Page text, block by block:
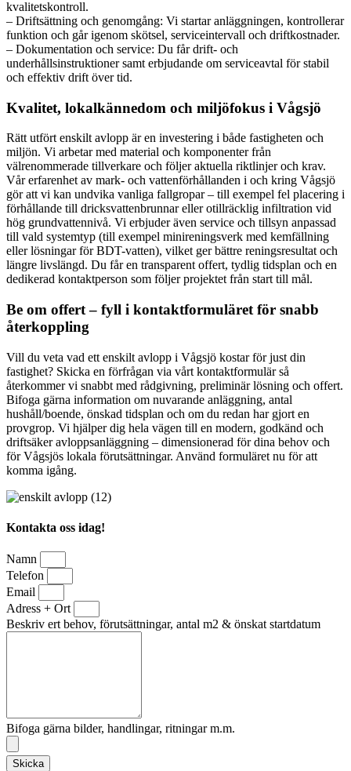
kvalitetskontroll.
– Driftsättning och genomgång: Vi startar anläggningen, kontrollerar
funktion och går igenom skötsel, serviceintervall och driftkostnader.
– Dokumentation och service: Du får drift- och
underhållsinstruktioner samt erbjudande om serviceavtal för stabil
och effektiv drift över tid.
Kvalitet, lokalkännedom och miljöfokus i Vågsjö
Rätt utfört enskilt avlopp är en investering i både fastigheten och
miljön. Vi arbetar med material och komponenter från
välrenommerade tillverkare och följer aktuella riktlinjer och krav.
Vår erfarenhet av mark- och vattenförhållanden i och kring Vågsjö
gör att vi kan undvika vanliga fallgropar – till exempel fel placering i
förhållande till dricksvattenbrunnar eller otillräcklig infiltration vid
hög grundvattennivå. Vi erbjuder även service och tillsyn anpassad
till vald systemtyp (till exempel minireningsverk med kemfällning
eller lösningar för BDT-vatten), vilket ger bättre reningsresultat och
längre livslängd. Du får en transparent offert, tydlig tidsplan och en
dedikerad kontaktperson som följer projektet från start till mål.
Be om offert – fyll i kontaktformuläret för snabb
återkoppling
Vill du veta vad ett enskilt avlopp i Vågsjö kostar för just din
fastighet? Skicka en förfrågan via vårt kontaktformulär så
återkommer vi snabbt med rådgivning, preliminär lösning och offert.
Bifoga gärna information om nuvarande anläggning, antal
hushåll/boende, önskad tidsplan och om du redan har gjort en
provgrop. Vi hjälper dig hela vägen till en modern, godkänd och
driftsäker avloppsanläggning – dimensionerad för dina behov och
för Vågsjös lokala förutsättningar. Använd formuläret nu för att
komma igång.
Kontakta oss idag!
Namn
Telefon
Email
Adress + Ort
Beskriv ert behov, förutsättningar, antal m2 & önskat startdatum
Bifoga gärna bilder, handlingar, ritningar m.m.
Skicka